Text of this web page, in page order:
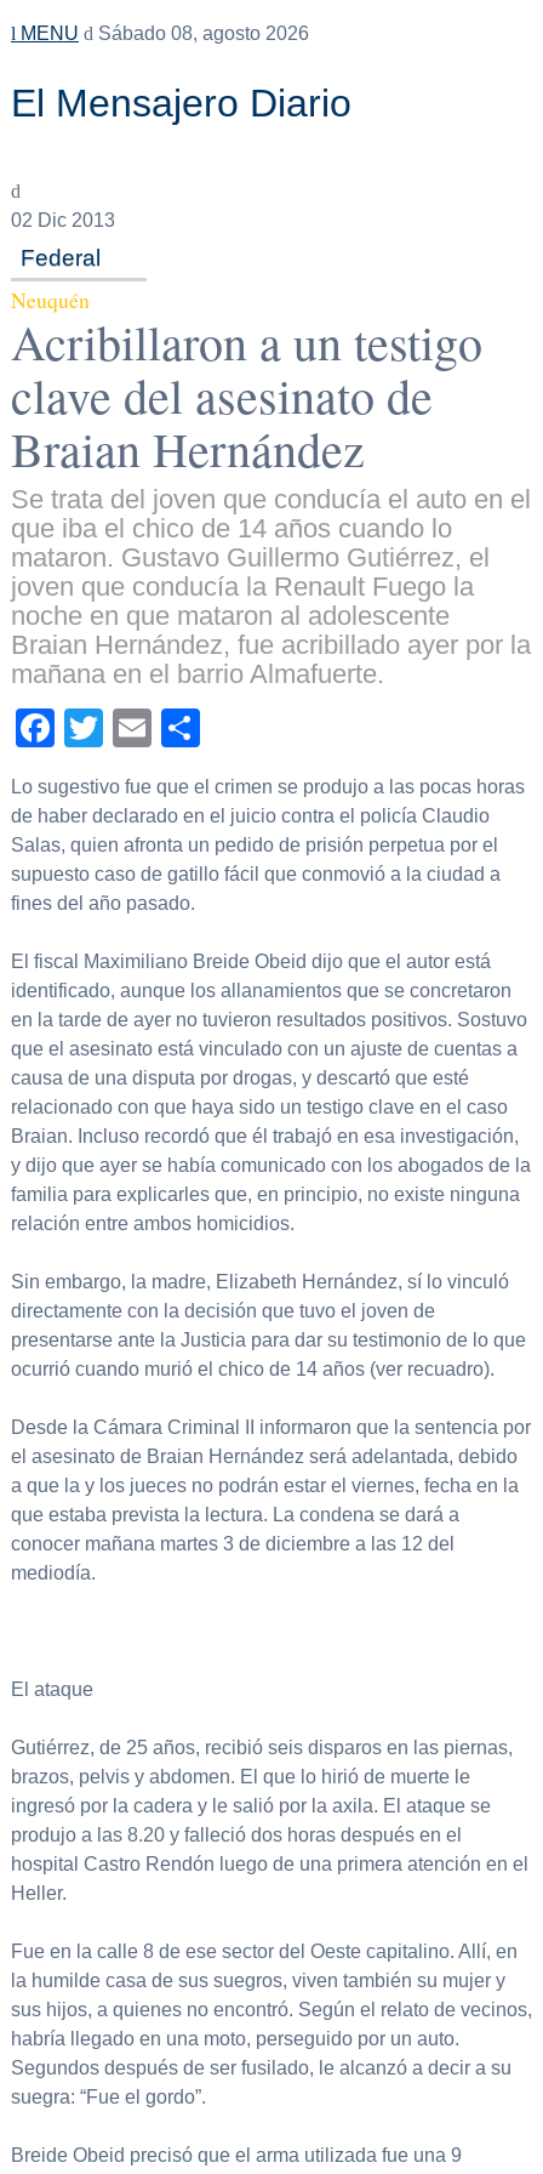
MENU Sábado 08, agosto 2026
El Mensajero Diario
02 Dic 2013
Federal
Neuquén
Acribillaron a un testigo
clave del asesinato de
Braian Hernández
Se trata del joven que conducía el auto en el
que iba el chico de 14 años cuando lo
mataron. Gustavo Guillermo Gutiérrez, el
joven que conducía la Renault Fuego la
noche en que mataron al adolescente
Braian Hernández, fue acribillado ayer por la
mañana en el barrio Almafuerte.
Facebook
TwitterEmail
Lo sugestivo fue que el crimen se produjo a las pocas horas
de haber declarado en el juicio contra el policía Claudio
Salas, quien afronta un pedido de prisión perpetua por el
supuesto caso de gatillo fácil que conmovió a la ciudad a
fines del año pasado.
El fiscal Maximiliano Breide Obeid dijo que el autor está
identificado, aunque los allanamientos que se concretaron
en la tarde de ayer no tuvieron resultados positivos. Sostuvo
que el asesinato está vinculado con un ajuste de cuentas a
causa de una disputa por drogas, y descartó que esté
relacionado con que haya sido un testigo clave en el caso
Braian. Incluso recordó que él trabajó en esa investigación,
y dijo que ayer se había comunicado con los abogados de la
familia para explicarles que, en principio, no existe ninguna
relación entre ambos homicidios.
Sin embargo, la madre, Elizabeth Hernández, sí lo vinculó
directamente con la decisión que tuvo el joven de
presentarse ante la Justicia para dar su testimonio de lo que
ocurrió cuando murió el chico de 14 años (ver recuadro).
Desde la Cámara Criminal II informaron que la sentencia por
el asesinato de Braian Hernández será adelantada, debido
a que la y los jueces no podrán estar el viernes, fecha en la
que estaba prevista la lectura. La condena se dará a
conocer mañana martes 3 de diciembre a las 12 del
mediodía.
El ataque
Gutiérrez, de 25 años, recibió seis disparos en las piernas,
brazos, pelvis y abdomen. El que lo hirió de muerte le
ingresó por la cadera y le salió por la axila. El ataque se
produjo a las 8.20 y falleció dos horas después en el
hospital Castro Rendón luego de una primera atención en el
Heller.
Fue en la calle 8 de ese sector del Oeste capitalino. Allí, en
la humilde casa de sus suegros, viven también su mujer y
sus hijos, a quienes no encontró. Según el relato de vecinos,
habría llegado en una moto, perseguido por un auto.
Segundos después de ser fusilado, le alcanzó a decir a su
suegra: “Fue el gordo”.
Breide Obeid precisó que el arma utilizada fue una 9